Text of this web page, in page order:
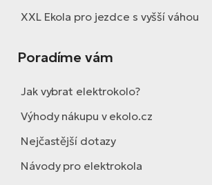
XXL Ekola pro jezdce s vyšší váhou
Poradíme vám
Jak vybrat elektrokolo?
Výhody nákupu v ekolo.cz
Nejčastější dotazy
Návody pro elektrokola